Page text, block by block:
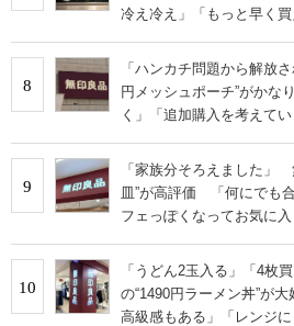
冷え冷え」「もっと早く買
8
「ハンカチ問題から解放
円メッシュポーチ”がか
く」「追加購入を考えてい
9
「家族分そろえました」
皿”が高評価 「何にでも
フェっぽくなってお気に入
10
「うどん2玉入る」「4枚
の“1490円ラーメン丼”が
高級感もある」「レンジ